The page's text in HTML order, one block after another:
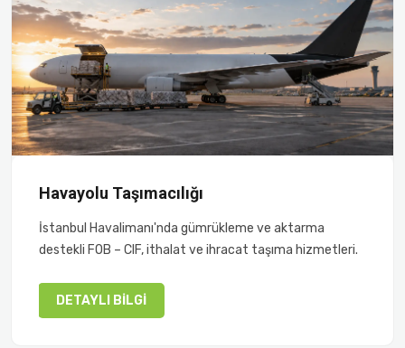
Havayolu Taşımacılığı
İstanbul Havalimanı'nda gümrükleme ve aktarma
destekli FOB – CIF, ithalat ve ihracat taşıma hizmetleri.
DETAYLI BILGI